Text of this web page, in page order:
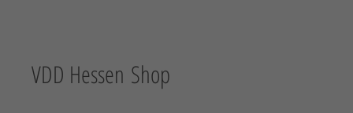
VDD Hessen Shop